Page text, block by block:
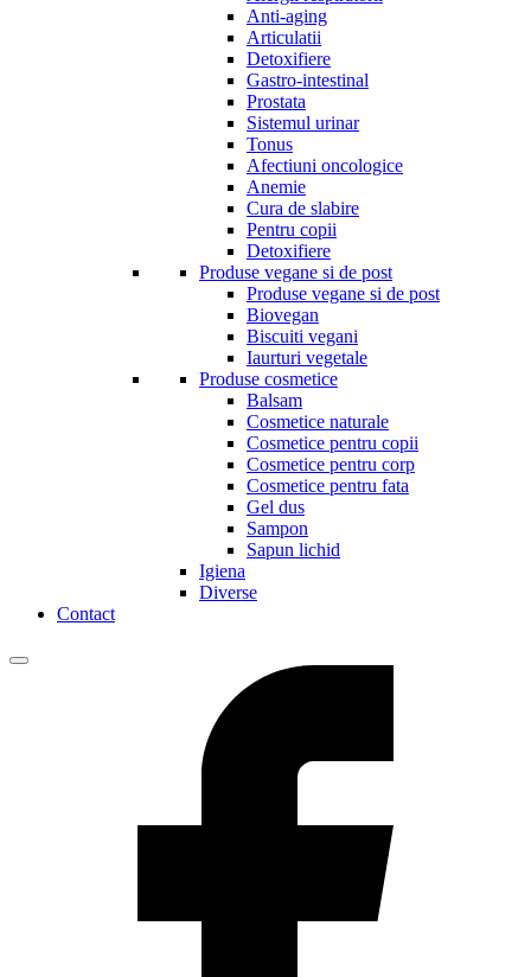
Anti-aging
Articulatii
Detoxifiere
Gastro-intestinal
Prostata
Sistemul urinar
Tonus
Afectiuni oncologice
Anemie
Cura de slabire
Pentru copii
Detoxifiere
Produse vegane si de post
Produse vegane si de post
Biovegan
Biscuiti vegani
Iaurturi vegetale
Produse cosmetice
Balsam
Cosmetice naturale
Cosmetice pentru copii
Cosmetice pentru corp
Cosmetice pentru fata
Gel dus
Sampon
Sapun lichid
Igiena
Diverse
Contact